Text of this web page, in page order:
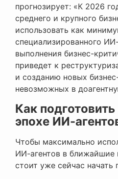
прогнозирует: «К 2026
среднего и крупного
использовать как
специализированного
выполнения бизнес-
приведет к
и созданию новых
невозможных в
Как
эпохе ИИ-
Чтобы максимально
ИИ-агентов в ближайшие
стоит уже сейчас начать